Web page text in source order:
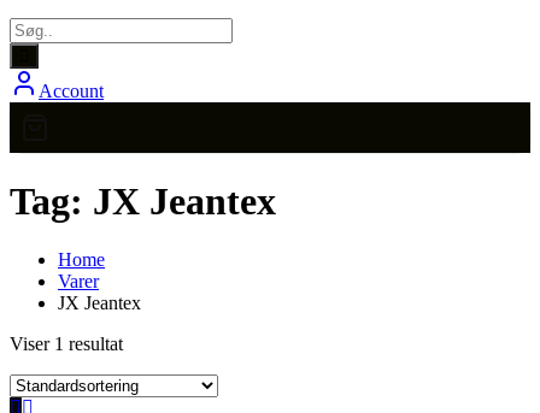
Account
Tag: JX Jeantex
Home
Varer
JX Jeantex
Viser 1 resultat